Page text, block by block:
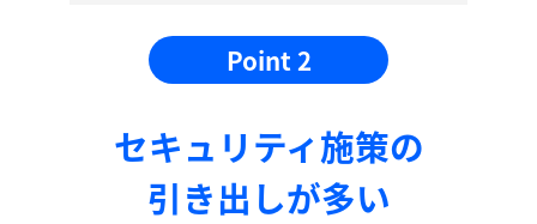
Point 2
セキュリティ施策の
引き出しが多い